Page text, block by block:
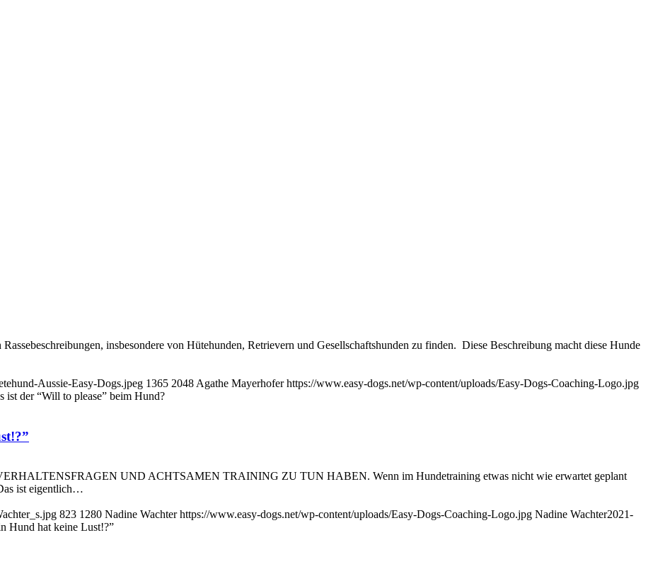
insbesondere von Hütehunden, Retrievern und Gesellschaftshunden zu finden. Diese Beschreibung macht diese Hunde
Aussie-Easy-Dogs.jpeg 1365 2048 Agathe Mayerhofer https://www.easy-dogs.net/wp-content/uploads/Easy-Dogs-Coaching-Logo.jpg
ist der “Will to please” beim Hund?
UND ACHTSAMEN TRAINING ZU TUN HABEN. Wenn im Hundetraining etwas nicht wie erwartet geplant
ist eigentlich…
823 1280 Nadine Wachter https://www.easy-dogs.net/wp-content/uploads/Easy-Dogs-Coaching-Logo.jpg Nadine Wachter2021-
Hund hat keine Lust!?”